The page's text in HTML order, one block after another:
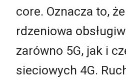
core. Oznacza to,
rdzeniowa
zarówno 5G, jak i
sieciowych 4G.